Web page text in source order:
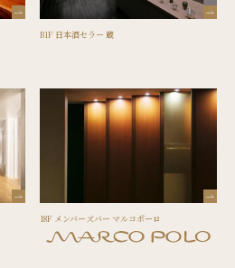
B1F 日本酒セラー 蔵
18F メンバーズバー マルコポーロ